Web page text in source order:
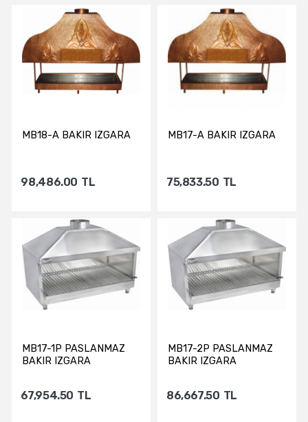
Sepete Ekle Sepete Ekle
MB18-A BAKIR IZGARA
98,486.00 TL
Sepete Ekle
MB17-A BAKIR IZGARA
75,833.50 TL
Sepete Ekle
MB17-1P PASLANMAZ
BAKIR IZGARA
67,954.50 TL
MB17-2P PASLANMAZ
BAKIR IZGARA
86,667.50 TL